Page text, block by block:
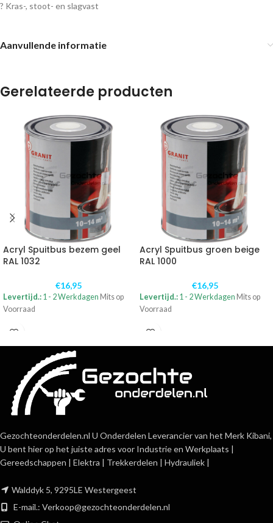
? Kras-, stoot- en slagvast
Aanvullende informatie
Gerelateerde producten
Acryl Spuitbus bezem geel
RAL 1032
€16,95
Levertijd.: 1 - 2 Werkdagen Mits op
Voorraad
Acryl Spuitbus groen beige
RAL 1000
€16,95
Levertijd.: 1 - 2 Werkdagen Mits op
Voorraad
Gezochteonderdelen.nl U Onderdelen Leverancier van het Merk Kibani,
U bent hier op het juiste adres voor Industrie en Werkplaats |
Gereedschappen | Elektra | Trekkerdelen | Hydrauliek |
Walddyk 5, 9295LE Westergeest
E-mail.: Verkoop@gezochteonderdelen.nl